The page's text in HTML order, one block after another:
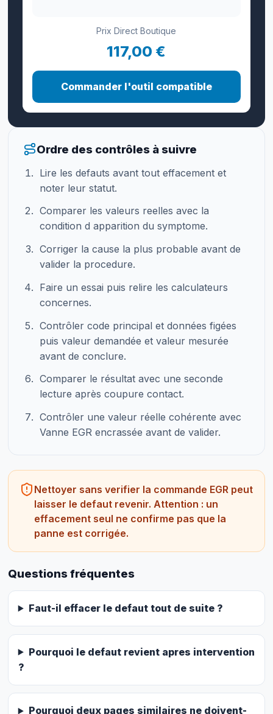
Prix Direct Boutique
117,00 €
Commander l'outil compatible
Ordre des contrôles à suivre
Lire les defauts avant tout effacement et
noter leur statut.
Comparer les valeurs reelles avec la
condition d apparition du symptome.
Corriger la cause la plus probable avant de
valider la procedure.
Faire un essai puis relire les calculateurs
concernes.
Contrôler code principal et données figées
puis valeur demandée et valeur mesurée
avant de conclure.
Comparer le résultat avec une seconde
lecture après coupure contact.
Contrôler une valeur réelle cohérente avec
Vanne EGR encrassée avant de valider.
Nettoyer sans verifier la commande EGR peut
laisser le defaut revenir. Attention : un
effacement seul ne confirme pas que la
panne est corrigée.
Questions fréquentes
Faut-il effacer le defaut tout de suite ?
Pourquoi le defaut revient apres intervention
?
Pourquoi deux pages similaires ne doivent-